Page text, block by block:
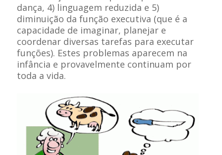
dança, 4) linguagem reduzida e 5)
diminuição da função executiva (que é a
capacidade de imaginar, planejar e
coordenar diversas tarefas para executar
funções). Estes problemas aparecem na
infância e provavelmente continuam por
toda a vida.